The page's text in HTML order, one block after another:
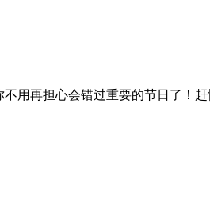
用再担心会错过重要的节日了！